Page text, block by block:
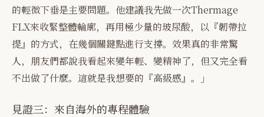
的輕微下垂是主要問題。他建議我先做一次Thermage
FLX來收緊整體輪廓，再用極少量的玻尿酸，以『韌帶拉
提』的方式，在幾個關鍵點進行支撐。效果真的非常驚
人，朋友們都說我看起來變年輕、變精神了，但又完全看
不出做了什麼。這就是我想要的『高級感』。」
見證三：來自海外的專程體驗